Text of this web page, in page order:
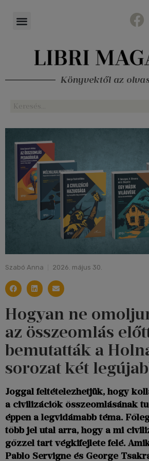
Könyvektől az
Szabó Anna 2026. május 30.
Hogyan ne
az összeomlás
bemutatták a
sorozat két
Joggal feltételezhetjük, hogy
a civilizációk összeomlásának
éppen a legvidámabb téma.
több jel utal arra, hogy a mi
gőzzel tart végkifejlete felé.
Pablo Servigne és George